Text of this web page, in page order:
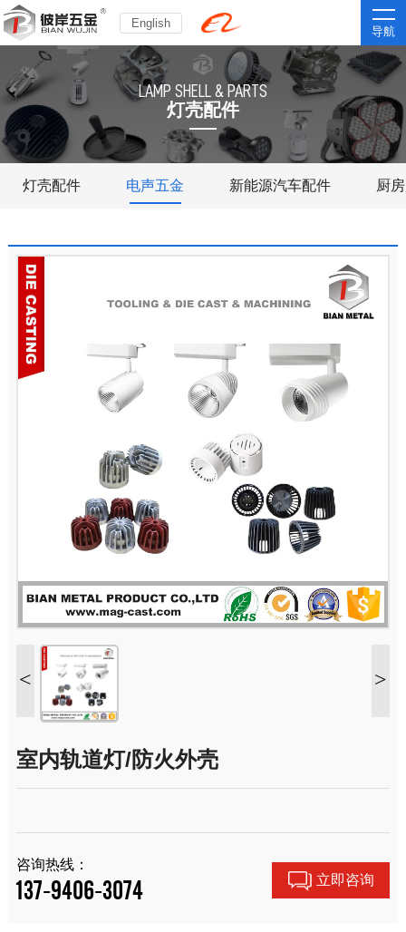
English
导航
LAMP SHELL & PARTS
灯壳配件
灯壳配件 电声五金 新能源汽车配件 厨
< >
室内轨道灯/防火外壳
咨询热线：
137-9406-3074 立即咨询